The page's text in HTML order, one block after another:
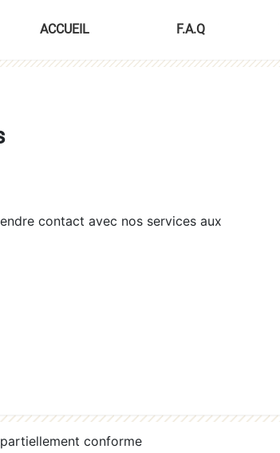
ACCUEIL F.A.Q
contact avec nos services aux
conforme